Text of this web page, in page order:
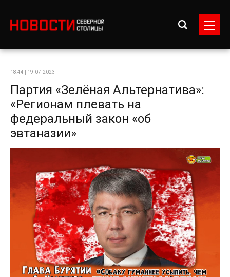
18:44 | 19-07-2023
Партия «Зелёная Альтернатива»:
«Регионам плевать на
федеральный закон «об
эвтаназии»